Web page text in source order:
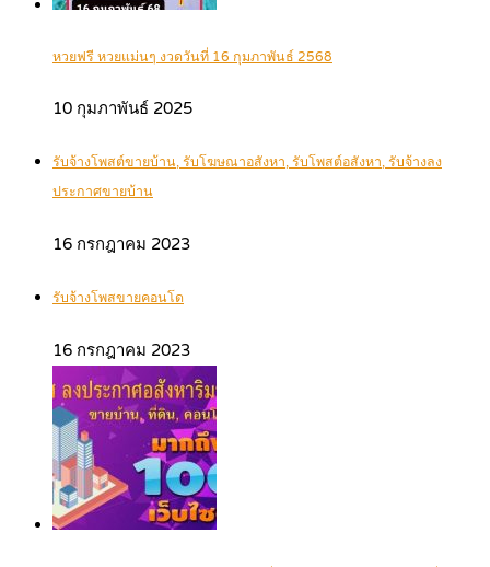
หวยฟรี หวยแม่นๆ งวดวันที่ 16 กุมภาพันธ์ 2568
10 กุมภาพันธ์ 2025
รับจ้างโพสต์ขายบ้าน, รับโฆษณาอสังหา, รับโพสต์อสังหา, รับจ้างลง
ประกาศขายบ้าน
16 กรกฎาคม 2023
รับจ้างโพสขายคอนโด
16 กรกฎาคม 2023